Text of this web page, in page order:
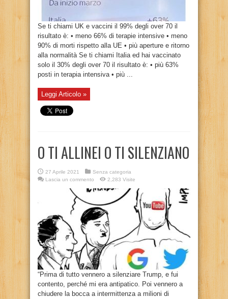
Se ti chiami UK e vaccini il 99% degli over 70 il
risultato è: • meno 66% di terapie intensive • meno
90% di morti rispetto alla UE • più aperture e ritorno
alla normalità Se ti chiami Italia ed hai vaccinato
solo il 30% degli over 70 il risultato è: • più 63%
posti in terapia intensiva • più ...
Leggi Articolo »
O TI ALLINEI O TI SILENZIANO
27 Aprile 2021
Senza categoria
Lascia un commento
2,283 Visite
“Prima di tutto vennero a silenziare Trump, e fui
contento, perché mi era antipatico. Poi vennero a
chiudere la bocca a intermittenza a milioni di